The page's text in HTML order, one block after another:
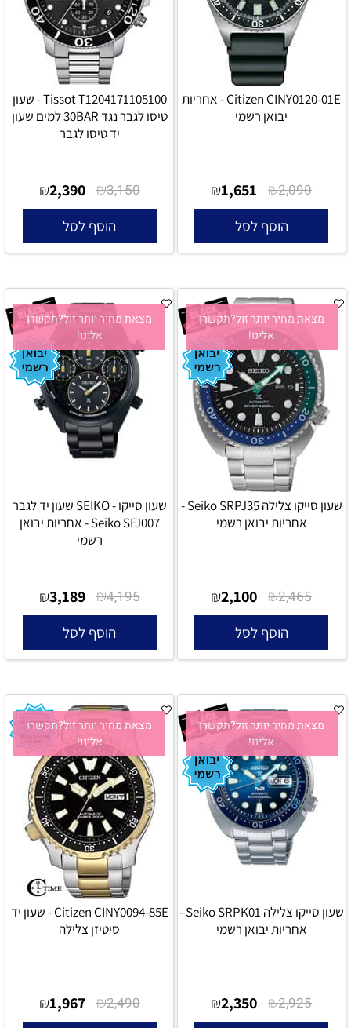
Citizen CINY0120-01E - אחריות
יבואן רשמי
₪2,090
₪1,651
הוסף לסל
Tissot T1204171105100 - שעון
טיסו לגבר נגד 30BAR למים שעון
יד טיסו לגבר
₪3,150
₪2,390
הוסף לסל
מצאת מחיר יותר זול?תקשרו
אלינו!
שעון סייקו צלילה Seiko SRPJ35 -
אחריות יבואן רשמי
₪2,465
₪2,100
הוסף לסל
מצאת מחיר יותר זול?תקשרו
אלינו!
שעון סייקו - SEIKO שעון יד לגבר
Seiko SFJ007 - אחריות יבואן
רשמי
₪4,195
₪3,189
הוסף לסל
מצאת מחיר יותר זול?תקשרו
אלינו!
שעון סייקו צלילה Seiko SRPK01 -
אחריות יבואן רשמי
₪2,925
₪2,350
מצאת מחיר יותר זול?תקשרו
אלינו!
Citizen CINY0094-85E - שעון יד
סיטיזן צלילה
₪2,490
₪1,967